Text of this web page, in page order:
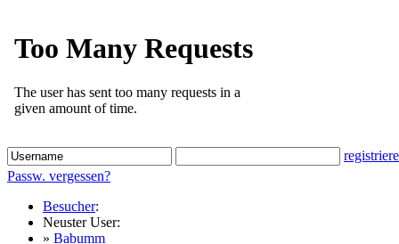
Passw. vergessen?
Besucher:
Neuster User:
» Babumm